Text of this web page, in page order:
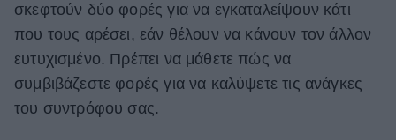
σκεφτούν δύο φορές για να εγκαταλείψουν κάτι
που τους αρέσει, εάν θέλουν να κάνουν τον άλλον
ευτυχισμένο. Πρέπει να μάθετε πώς να
συμβιβάζεστε φορές για να καλύψετε τις ανάγκες
του συντρόφου σας.